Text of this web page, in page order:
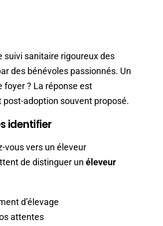
suivi sanitaire rigoureux des
des bénévoles passionnés. Un
foyer ? La réponse est
adoption souvent proposé.
identifier
vous vers un éleveur
de distinguer un éleveur
d’élevage
attentes